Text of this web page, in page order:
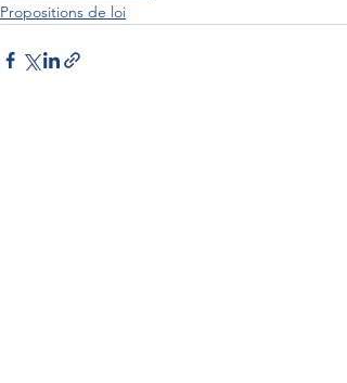
Propositions de loi